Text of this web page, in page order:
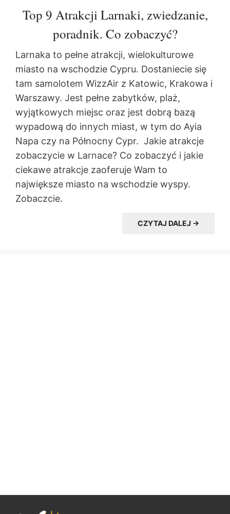
Top 9 Atrakcji Larnaki, zwiedzanie,
poradnik. Co zobaczyć?
Larnaka to pełne atrakcji, wielokulturowe
miasto na wschodzie Cypru. Dostaniecie się
tam samolotem WizzAir z Katowic, Krakowa i
Warszawy. Jest pełne zabytków, plaż,
wyjątkowych miejsc oraz jest dobrą bazą
wypadową do innych miast, w tym do Ayia
Napa czy na Północny Cypr. Jakie atrakcje
zobaczycie w Larnace? Co zobaczyć i jakie
ciekawe atrakcje zaoferuje Wam to
największe miasto na wschodzie wyspy.
Zobaczcie.
CZYTAJ DALEJ →